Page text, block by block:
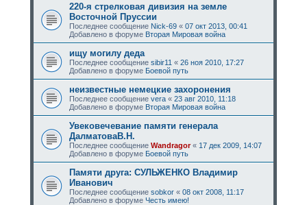
220-я стрелковая дивизия на земле
Восточной Пруссии
Последнее сообщение Nick-69« 07 окт 2013, 00:41
Добавлено в форуме Вторая Мировая война
ищу могилу дедa
Последнее сообщение sibir11 « 26 ноя 2010, 17:27
Добавлено в форуме Боевой путь
неизвестные немецкие захоронения
Последнее сообщение vera« 23 авг 2010, 11:18
Добавлено в форуме Вторая Мировая война
Увековечевание памяти генерала
ДалматоваВ.Н.
Последнее сообщение Wandragor« 17 дек 2009, 14:07
Добавлено в форуме Боевой путь
Памяти друга: СУЛЬЖЕНКО Владимир
Иванович
Последнее сообщение sobkor« 08 окт 2008, 11:17
Добавлено в форуме Честь имею!